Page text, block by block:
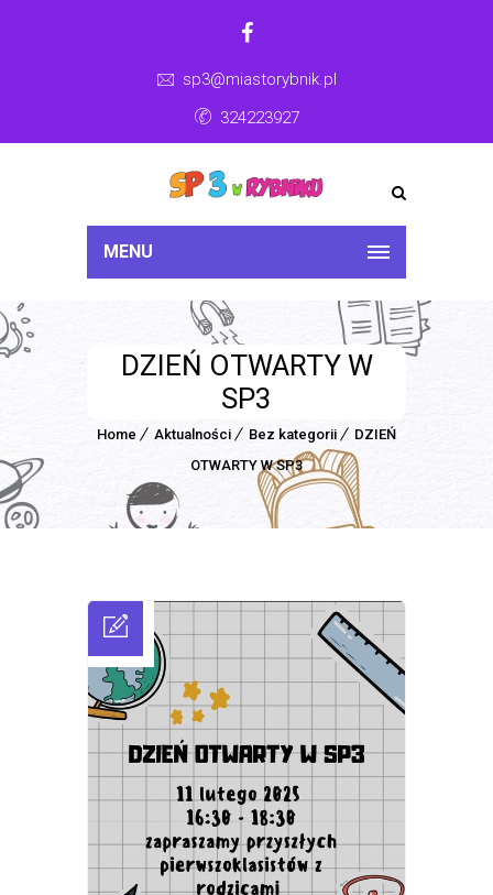
sp3@miastorybnik.pl
324223927
MENU
DZIEŃ OTWARTY W
SP3
Home Aktualności Bez kategorii
DZIEŃ
OTWARTY W SP3